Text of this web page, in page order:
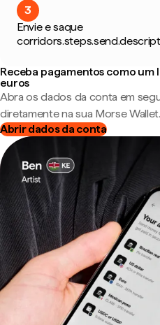
3
Envie e saque
Receba pagamentos como um
euros
Abra os dados da conta em
diretamente na sua Morse Wallet.
Abrir dados da conta